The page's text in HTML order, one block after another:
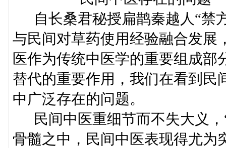
自长桑君秘授扁鹊秦越人“禁
与民间对草药使用经验融合发展
医作为传统中医学的重要组成
替代的重要作用，我们在看到民
中广泛存在的问题。
民间中医重细节而不失大义，
骨髓之中，民间中医表现得尤为